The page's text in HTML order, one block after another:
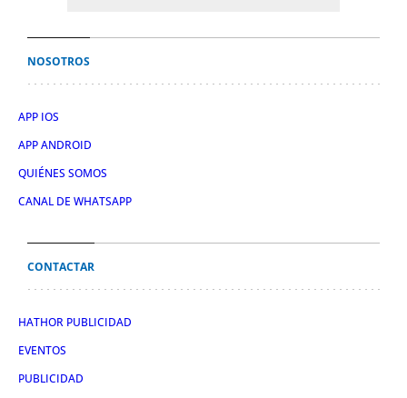
NOSOTROS
APP IOS
APP ANDROID
QUIÉNES SOMOS
CANAL DE WHATSAPP
CONTACTAR
HATHOR PUBLICIDAD
EVENTOS
PUBLICIDAD